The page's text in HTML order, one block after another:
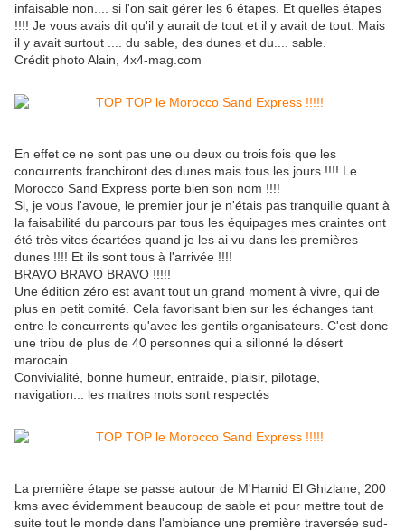
infaisable non.... si l'on sait gérer les 6 étapes. Et quelles étapes
!!!! Je vous avais dit qu'il y aurait de tout et il y avait de tout. Mais
il y avait surtout .... du sable, des dunes et du.... sable.
Crédit photo Alain, 4x4-mag.com
En effet ce ne sont pas une ou deux ou trois fois que les
concurrents franchiront des dunes mais tous les jours !!!! Le
Morocco Sand Express porte bien son nom !!!!
Si, je vous l'avoue, le premier jour je n'étais pas tranquille quant à
la faisabilité du parcours par tous les équipages mes craintes ont
été très vites écartées quand je les ai vu dans les premières
dunes !!!! Et ils sont tous à l'arrivée !!!!
BRAVO BRAVO BRAVO !!!!!
Une édition zéro est avant tout un grand moment à vivre, qui de
plus en petit comité. Cela favorisant bien sur les échanges tant
entre le concurrents qu'avec les gentils organisateurs. C'est donc
une tribu de plus de 40 personnes qui a sillonné le désert
marocain.
Convivialité, bonne humeur, entraide, plaisir, pilotage,
navigation... les maitres mots sont respectés
La première étape se passe autour de M'Hamid El Ghizlane, 200
kms avec évidemment beaucoup de sable et pour mettre tout de
suite tout le monde dans l'ambiance une première traversée sud-